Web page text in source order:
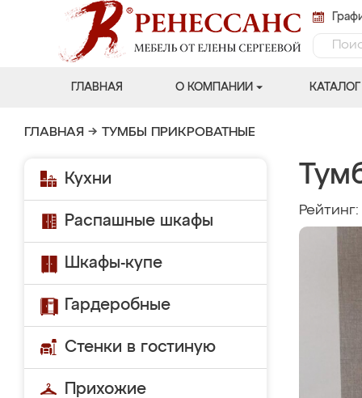
ГЛАВНАЯ О КОМПАНИИ КАТАЛОГ
ГЛАВНАЯ → ТУМБЫ ПРИКРОВАТНЫЕ
Кухни
Распашные шкафы
Шкафы-купе
Гардеробные
Стенки в гостиную
Прихожие
Рейтинг: